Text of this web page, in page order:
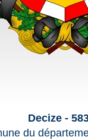
Decize -
du